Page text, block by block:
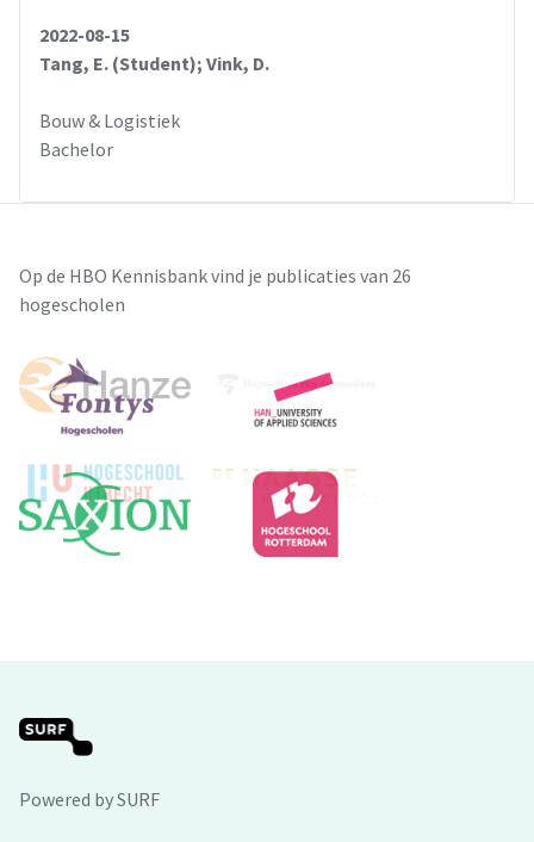
2022-08-15
Tang, E. (Student); Vink, D.
Bouw & Logistiek
Bachelor
Op de HBO Kennisbank vind je publicaties van 26
hogescholen
Powered by SURF